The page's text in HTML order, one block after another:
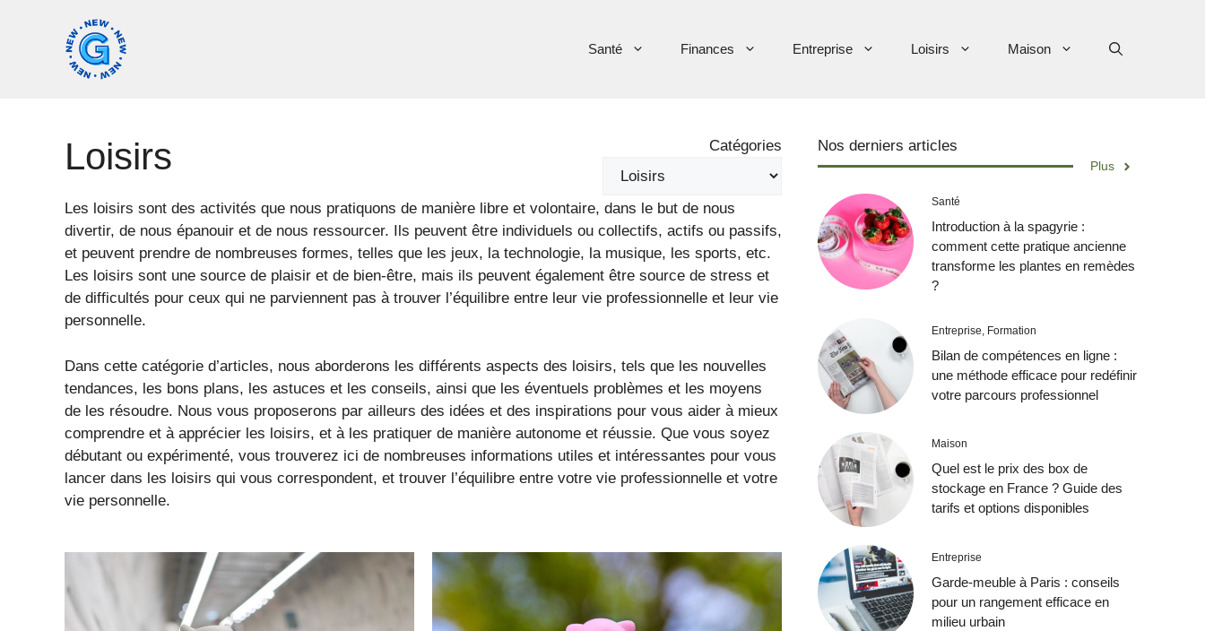
Santé Finances Entreprise Loisirs Maison
Loisirs Catégories
Les loisirs sont des activités que nous pratiquons de manière libre et volontaire, dans le but de nous
divertir, de nous épanouir et de nous ressourcer. Ils peuvent être individuels ou collectifs, actifs ou passifs,
et peuvent prendre de nombreuses formes, telles que les jeux, la technologie, la musique, les sports, etc.
Les loisirs sont une source de plaisir et de bien-être, mais ils peuvent également être source de stress et
de difficultés pour ceux qui ne parviennent pas à trouver l’équilibre entre leur vie professionnelle et leur vie
personnelle.
Dans cette catégorie d’articles, nous aborderons les différents aspects des loisirs, tels que les nouvelles
tendances, les bons plans, les astuces et les conseils, ainsi que les éventuels problèmes et les moyens
de les résoudre. Nous vous proposerons par ailleurs des idées et des inspirations pour vous aider à mieux
comprendre et à apprécier les loisirs, et à les pratiquer de manière autonome et réussie. Que vous soyez
débutant ou expérimenté, vous trouverez ici de nombreuses informations utiles et intéressantes pour vous
lancer dans les loisirs qui vous correspondent, et trouver l’équilibre entre votre vie professionnelle et votre
vie personnelle.
Nos derniers articles
Plus
Santé
Introduction à la spagyrie :
comment cette pratique ancienne
transforme les plantes en remèdes
?
Entreprise, Formation
Bilan de compétences en ligne :
une méthode efficace pour redéfinir
votre parcours professionnel
Maison
Quel est le prix des box de
stockage en France ? Guide des
tarifs et options disponibles
Entreprise
Garde-meuble à Paris : conseils
pour un rangement efficace en
milieu urbain